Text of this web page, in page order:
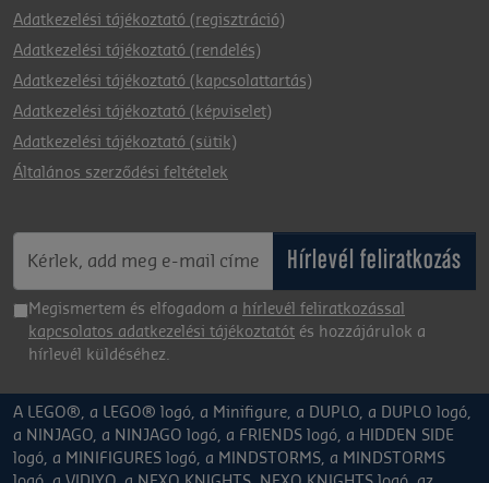
Adatkezelési tájékoztató (regisztráció)
Adatkezelési tájékoztató (rendelés)
Adatkezelési tájékoztató (kapcsolattartás)
Adatkezelési tájékoztató (képviselet)
Adatkezelési tájékoztató (sütik)
Általános szerződési feltételek
Hírlevél feliratkozás
Megismertem és elfogadom a hírlevél feliratkozással
kapcsolatos adatkezelési tájékoztatót és hozzájárulok a
hírlevél küldéséhez.
A LEGO®, a LEGO® logó, a Minifigure, a DUPLO, a DUPLO logó,
a NINJAGO, a NINJAGO logó, a FRIENDS logó, a HIDDEN SIDE
logó, a MINIFIGURES logó, a MINDSTORMS, a MINDSTORMS